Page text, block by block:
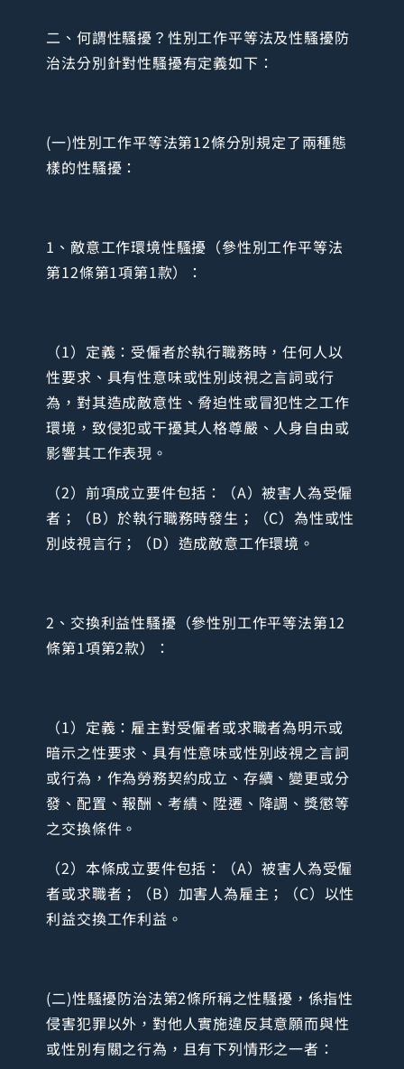
二、何謂性騷擾？性別工作平等法及性騷擾防
治法分別針對性騷擾有定義如下：
(一)性別工作平等法第12條分別規定了兩種態
樣的性騷擾：
1、敵意工作環境性騷擾（參性別工作平等法
第12條第1項第1款）：
（1）定義：受僱者於執行職務時，任何人以
性要求、具有性意味或性別歧視之言詞或行
為，對其造成敵意性、脅迫性或冒犯性之工作
環境，致侵犯或干擾其人格尊嚴、人身自由或
影響其工作表現。
（2）前項成立要件包括：（A）被害人為受僱
者；（B）於執行職務時發生；（C）為性或性
別歧視言行；（D）造成敵意工作環境。
2、交換利益性騷擾（參性別工作平等法第12
條第1項第2款）：
（1）定義：雇主對受僱者或求職者為明示或
暗示之性要求、具有性意味或性別歧視之言詞
或行為，作為勞務契約成立、存續、變更或分
發、配置、報酬、考績、陞遷、降調、獎懲等
之交換條件。
（2）本條成立要件包括：（A）被害人為受僱
者或求職者；（B）加害人為雇主；（C）以性
利益交換工作利益。
(二)性騷擾防治法第2條所稱之性騷擾，係指性
侵害犯罪以外，對他人實施違反其意願而與性
或性別有關之行為，且有下列情形之一者：